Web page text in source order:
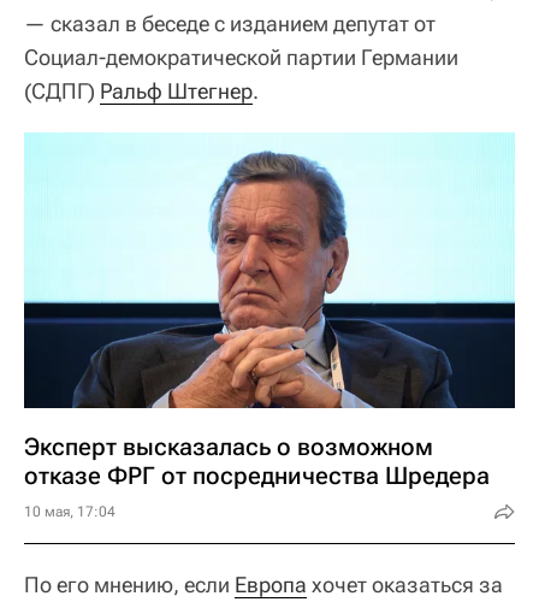
— сказал в беседе с изданием депутат от
Социал-демократической партии Германии
(СДПГ) Ральф Штегнер.
Эксперт высказалась о возможном
отказе ФРГ от посредничества Шредера
10 мая, 17:04
По его мнению, если Европа хочет оказаться за